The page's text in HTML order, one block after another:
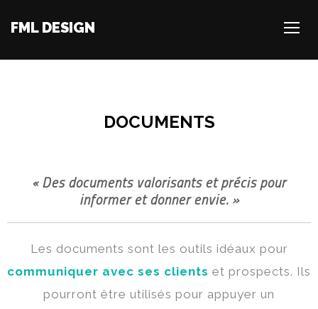
FML DESIGN
DOCUMENTS
« Des documents valorisants et précis pour
informer et donner envie. »
Les documents sont les outils idéaux pour
communiquer avec ses clients et prospects. Ils
pourront être utilisés pour appuyer un